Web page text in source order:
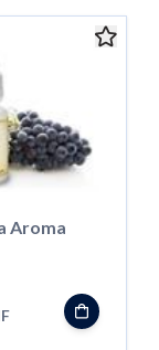
Aroma